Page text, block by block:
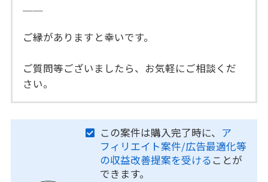
ご縁がありますと幸いです。
ご質問等ございましたら、お気軽にご相談くだ
さい。
この案件は購入完了時に、 ア
フィリエイト案件/広告最適化等
の収益改善提案を受ける ことが
できます。